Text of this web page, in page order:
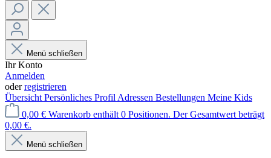
Menü schließen
Ihr Konto
Anmelden
oderregistrieren
Übersicht Persönliches Profil Adressen Bestellungen Meine Kids
0,00 € Warenkorb enthält 0 Positionen. Der Gesamtwert beträgt
0,00 €.
Menü schließen